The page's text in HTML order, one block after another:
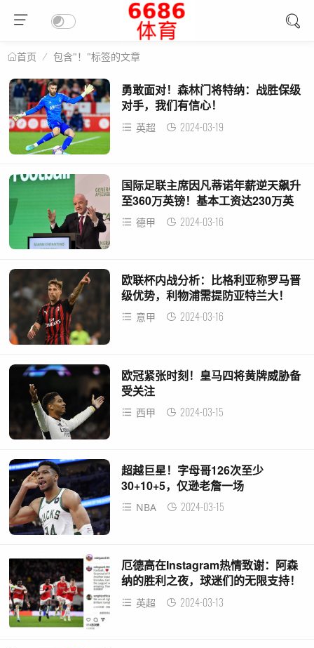
首页 包含"！"标签的文章
勇敢面对！森林门将特纳：战胜保级
对手，我们有信心！
英超 2024-03-19
国际足联主席因凡蒂诺年薪逆天飙升
至360万英镑！基本工资达230万英
镑 德甲 2024-03-16
欧联杯内战分析：比格利亚称罗马晋
级优势，利物浦需提防亚特兰大！
意甲 2024-03-16
欧冠紧张时刻！皇马四将黄牌威胁备
受关注
西甲 2024-03-15
超越巨星！字母哥126次至少
30+10+5，仅逊老詹一场
NBA 2024-03-15
厄德高在Instagram热情致谢：阿森
纳的胜利之夜，球迷们的无限支持！
英超 2024-03-13